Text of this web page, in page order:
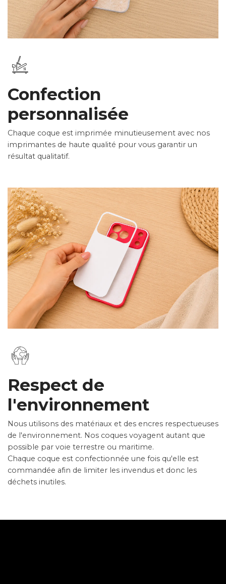
Confection
personnalisée
Chaque coque est imprimée minutieusement avec nos
imprimantes de haute qualité pour vous garantir un
résultat qualitatif.
Respect de
l'environnement
Nous utilisons des matériaux et des encres respectueuses
de l'environnement. Nos coques voyagent autant que
possible par voie terrestre ou maritime.
Chaque coque est confectionnée une fois qu'elle est
commandée afin de limiter les invendus et donc les
déchets inutiles.